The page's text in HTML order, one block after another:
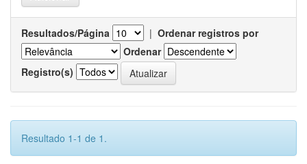
Resultados/Página | Ordenar registros por
Ordenar
Registro(s)
Resultado 1-1 de 1.